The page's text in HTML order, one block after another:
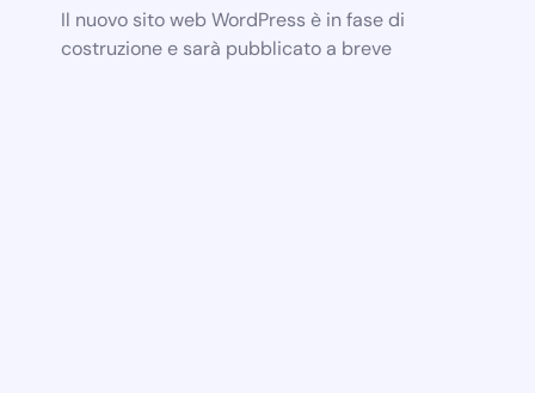
Il nuovo sito web WordPress è in fase di
costruzione e sarà pubblicato a breve